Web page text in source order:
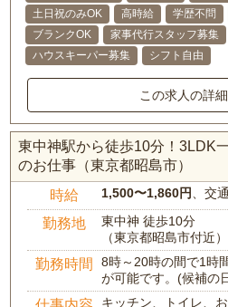
土日祝のみOK
高時給 学歴不問
ブランクOK
家事代行スタッフ募集
ハウスキーパー募集
シフト自由
この求人の詳
東中神駅から徒歩10分！3LDK
のお仕事（東京都昭島市）
時給 1,500〜1,860円 、交
勤務地
東中神 徒歩10分
（東京都昭島市付近）
勤務時間
8時～20時の間で1時
が可能です。(候補の
キッチン、トイレ、